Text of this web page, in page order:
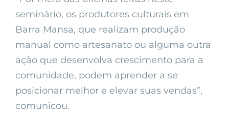
seminário, os produtores culturais em
Barra Mansa, que realizam produção
manual como artesanato ou alguma outra
ação que desenvolva crescimento para a
comunidade, podem aprender a se
posicionar melhor e elevar suas vendas”,
comunicou.